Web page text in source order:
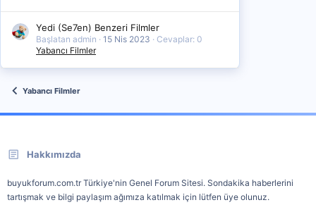
Yedi (Se7en) Benzeri Filmler
Başlatan admin 15 Nis 2023
Cevaplar: 0
Yabancı Filmler
Yabancı Filmler
Hakkımızda
buyukforum.com.tr Türkiye'nin Genel Forum Sitesi. Sondakika haberlerini
tartışmak ve bilgi paylaşım ağımıza katılmak için lütfen üye olunuz.